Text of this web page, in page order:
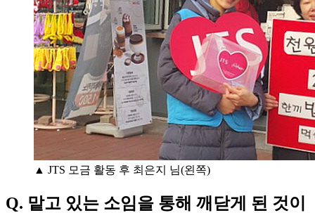
▲ JTS 모금 활동 후 최은지 님(왼쪽)
Q. 맡고 있는 소임을 통해 깨닫게 된 것이